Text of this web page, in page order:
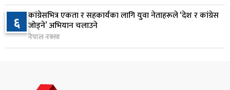
१०
माछापुच्छ्रे बैंकको ‘एम–स्मार्ट’बाटै करदाता प्रोत्साहन
उपहार कार्यक्रममा सहभागी हुने सुविधा
६ घण्टा अघि
६ कांग्रेसभित्र एकता र सहकार्यका लागि युवा नेताहरूले ‘देश र कांग्रेस
जोड्ने’ अभियान चलाउने
नेपाल नक्सा